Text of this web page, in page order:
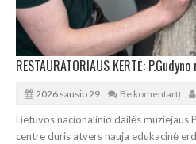
2026 sausio 29 Be komentarų
Lietuvos nacionalinio dailės muziejaus
centre duris atvers nauja edukacinė